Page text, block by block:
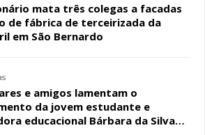
mata três colegas a facadas
de fábrica de terceirizada da
em São Bernardo
e amigos lamentam o
da jovem estudante e
educacional Bárbara da Silva